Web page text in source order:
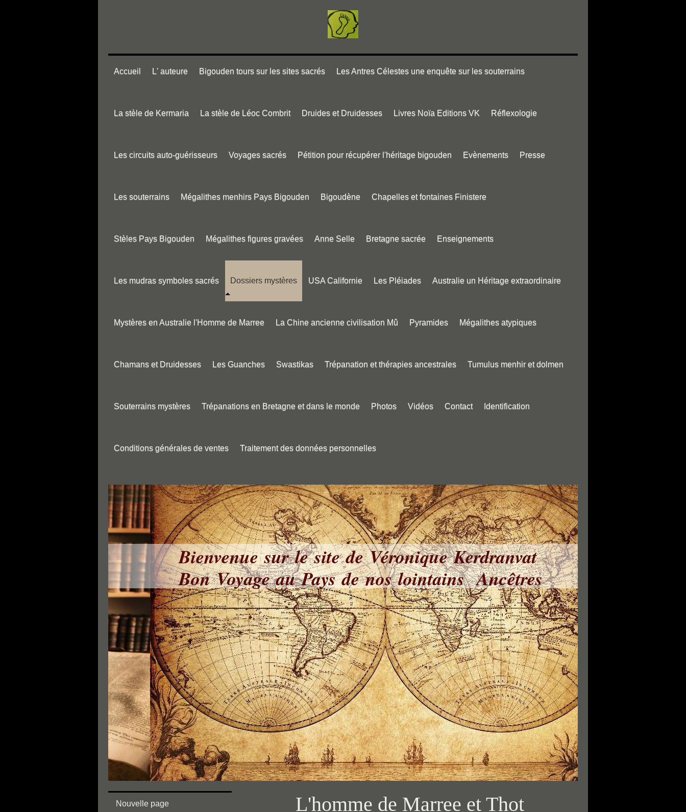
Accueil L' auteure Bigouden tours sur les sites sacrés Les Antres Célestes une enquête sur les souterrains
La stèle de Kermaria La stèle de Léoc Combrit Druides et Druidesses Livres Noïa Editions VK Réflexologie
Les circuits auto-guérisseurs Voyages sacrés Pétition pour récupérer l'héritage bigouden Evènements Presse
Les souterrains Mégalithes menhirs Pays Bigouden Bigoudène Chapelles et fontaines Finistere
Stèles Pays Bigouden Mégalithes figures gravées Anne Selle Bretagne sacrée Enseignements
Les mudras symboles sacrés Dossiers mystères USA Californie Les Pléiades Australie un Héritage extraordinaire
Mystères en Australie l'Homme de Marree La Chine ancienne civilisation Mû Pyramides Mégalithes atypiques
Chamans et Druidesses Les Guanches Swastikas Trépanation et thérapies ancestrales Tumulus menhir et dolmen
Souterrains mystères Trépanations en Bretagne et dans le monde Photos Vidéos Contact Identification
Conditions générales de ventes Traitement des données personnelles
Bienvenue sur le site de Véronique Kerdranvat
Bon Voyage au Pays de nos lointains Ancêtres
L'homme de Marree et Thot
Nouvelle page